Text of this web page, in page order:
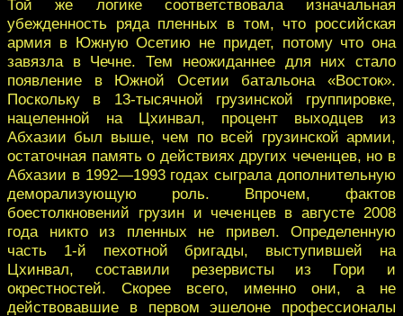
Той же логике соответствовала изначальная
убежденность ряда пленных в том, что российская
армия в Южную Осетию не придет, потому что она
завязла в Чечне. Тем неожиданнее для них стало
появление в Южной Осетии батальона «Восток».
Поскольку в 13-тысячной грузинской группировке,
нацеленной на Цхинвал, процент выходцев из
Абхазии был выше, чем по всей грузинской армии,
остаточная память о действиях других чеченцев, но в
Абхазии в 1992—1993 годах сыграла дополнительную
деморализующую роль. Впрочем, фактов
боестолкновений грузин и чеченцев в августе 2008
года никто из пленных не привел. Определенную
часть 1-й пехотной бригады, выступившей на
Цхинвал, составили резервисты из Гори и
окрестностей. Скорее всего, именно они, а не
действовавшие в первом эшелоне профессионалы